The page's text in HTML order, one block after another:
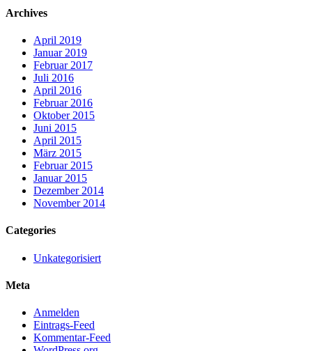
Archives
April 2019
Januar 2019
Februar 2017
Juli 2016
April 2016
Februar 2016
Oktober 2015
Juni 2015
April 2015
März 2015
Februar 2015
Januar 2015
Dezember 2014
November 2014
Categories
Unkategorisiert
Meta
Anmelden
Eintrags-Feed
Kommentar-Feed